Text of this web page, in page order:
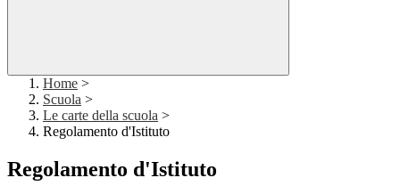
Home >
Scuola >
Le carte della scuola >
Regolamento d'Istituto
Regolamento d'Istituto